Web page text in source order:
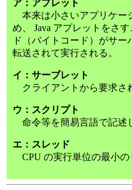
ア：アプレット
本来は小さいアプリケー
め、 Java アプレットをさ
ド（バイトコード）がサ
転送されて実行される。
イ：サーブレット
クライアントから要求さ
ウ：スクリプト
命令等を簡易言語で記述
エ：スレッド
CPU の実行単位の最小の